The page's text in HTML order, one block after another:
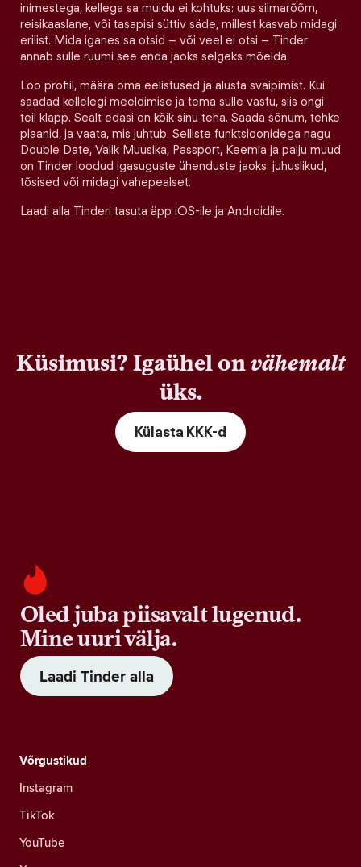
inimestega, kellega sa muidu ei kohtuks: uus silmarõõm,
reisikaaslane, või tasapisi süttiv säde, millest kasvab midagi
erilist. Mida iganes sa otsid – või veel ei otsi – Tinder
annab sulle ruumi see enda jaoks selgeks mõelda.
Loo profiil, määra oma eelistused ja alusta svaipimist. Kui
saadad kellelegi meeldimise ja tema sulle vastu, siis ongi
teil klapp. Sealt edasi on kõik sinu teha. Saada sõnum, tehke
plaanid, ja vaata, mis juhtub. Selliste funktsioonidega nagu
Double Date, Valik Muusika, Passport, Keemia ja palju muud
on Tinder loodud igasuguste ühenduste jaoks: juhuslikud,
tõsised või midagi vahepealset.
Laadi alla Tinderi tasuta äpp iOS-ile ja Androidile.
Küsimusi? Igaühel onvähemalt
üks.
Külasta KKK-d
Oled juba piisavalt lugenud.
Mine uuri välja.
Laadi Tinder alla
Võrgustikud
Instagram
TikTok
YouTube